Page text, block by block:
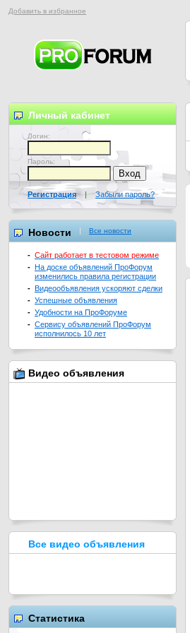
Добавить в избранное
Личный кабинет
Логин:
Пароль:
Регистрация | Забыли пароль?
Новости Все новости
- Сайт работает в тестовом режиме
- На доске объявлений ПроФорум
изменились правила регистрации
- Видеообъявления ускоряют сделки
- Успешные объявления
- Удобности на ПроФоруме
- Сервису объявлений ПроФорум
исполнилось 10 лет
Видео объявления
Все видео объявления
Статистика